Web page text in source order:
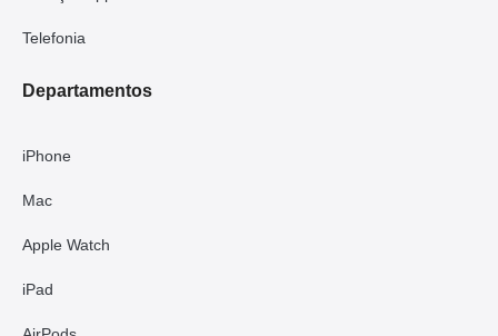
Telefonia
Departamentos
iPhone
Mac
Apple Watch
iPad